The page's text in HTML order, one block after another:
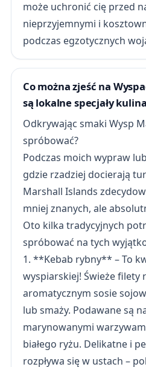
może uchronić cię przed
nieprzyjemnymi i
podczas egzotycznych
Co można zjeść na
są lokalne specjały
Odkrywając smaki Wysp
spróbować?
Podczas moich wypraw
gdzie rzadziej docierają
Marshall Islands
mniej znanych, ale
Oto kilka tradycyjnych
spróbować na tych
1. **Kebab rybny** – To
wyspiarskiej! Świeże filety
aromatycznym sosie
lub smaży. Podawane są
marynowanymi
białego ryżu. Delikatne i
rozpływa się w ustach –